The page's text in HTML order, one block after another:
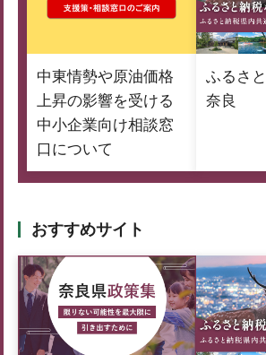
中東情勢や原油価格
上昇の影響を受ける
中小企業向け相談窓
口について
ふるさ
奈良
おすすめサイト